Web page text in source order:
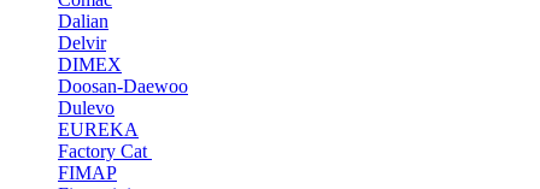
Dalian
Delvir
DIMEX
Doosan-Daewoo
Dulevo
EUREKA
Factory Cat
FIMAP